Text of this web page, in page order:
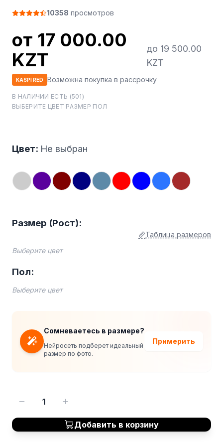
10358 просмотров
от 17 000.00
KZT
до 19 500.00
KZT
KASPI RED Возможна покупка в рассрочку
В НАЛИЧИИ ЕСТЬ (501)
ВЫБЕРИТЕ ЦВЕТ РАЗМЕР ПОЛ
Цвет: Не выбран
Размер (Рост):
Таблица размеров
Выберите цвет
Пол:
Выберите цвет
Сомневаетесь в размере?
Нейросеть подберет идеальный
размер по фото.
Примерить
1
Добавить в корзину